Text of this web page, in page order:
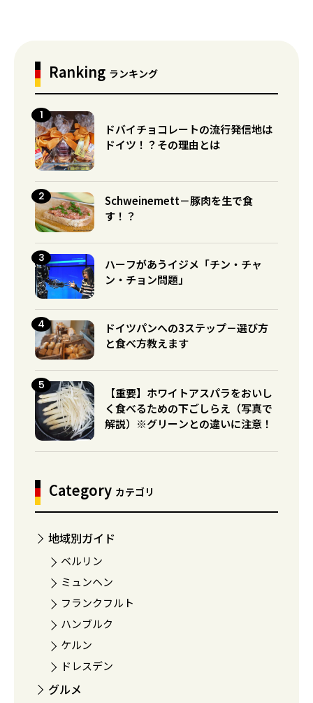
Ranking ランキング
ドバイチョコレートの流行発信地は
ドイツ！？その理由とは
Schweinemett－豚肉を生で食
す！？
ハーフがあうイジメ「チン・チャ
ン・チョン問題」
ドイツパンへの3ステップ－選び方
と食べ方教えます
【重要】ホワイトアスパラをおいし
く食べるための下ごしらえ（写真で
解説）※グリーンとの違いに注意！
Category カテゴリ
地域別ガイド
ベルリン
ミュンヘン
フランクフルト
ハンブルク
ケルン
ドレスデン
グルメ